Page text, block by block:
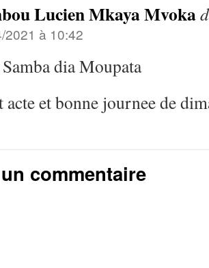
Lucien Mkaya Mvoka
2021 à 10:42
dia Moupata
acte et bonne journee de
commentaire